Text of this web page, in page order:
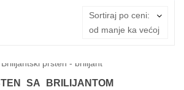
Sortiraj po ceni:
od manje ka većoj
SA BRILIJANTOM